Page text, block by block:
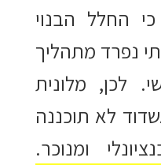
החלל הבנוי
נפרד מתהליך
לכן, מלונית
לא תוכננה
ומנוכר.